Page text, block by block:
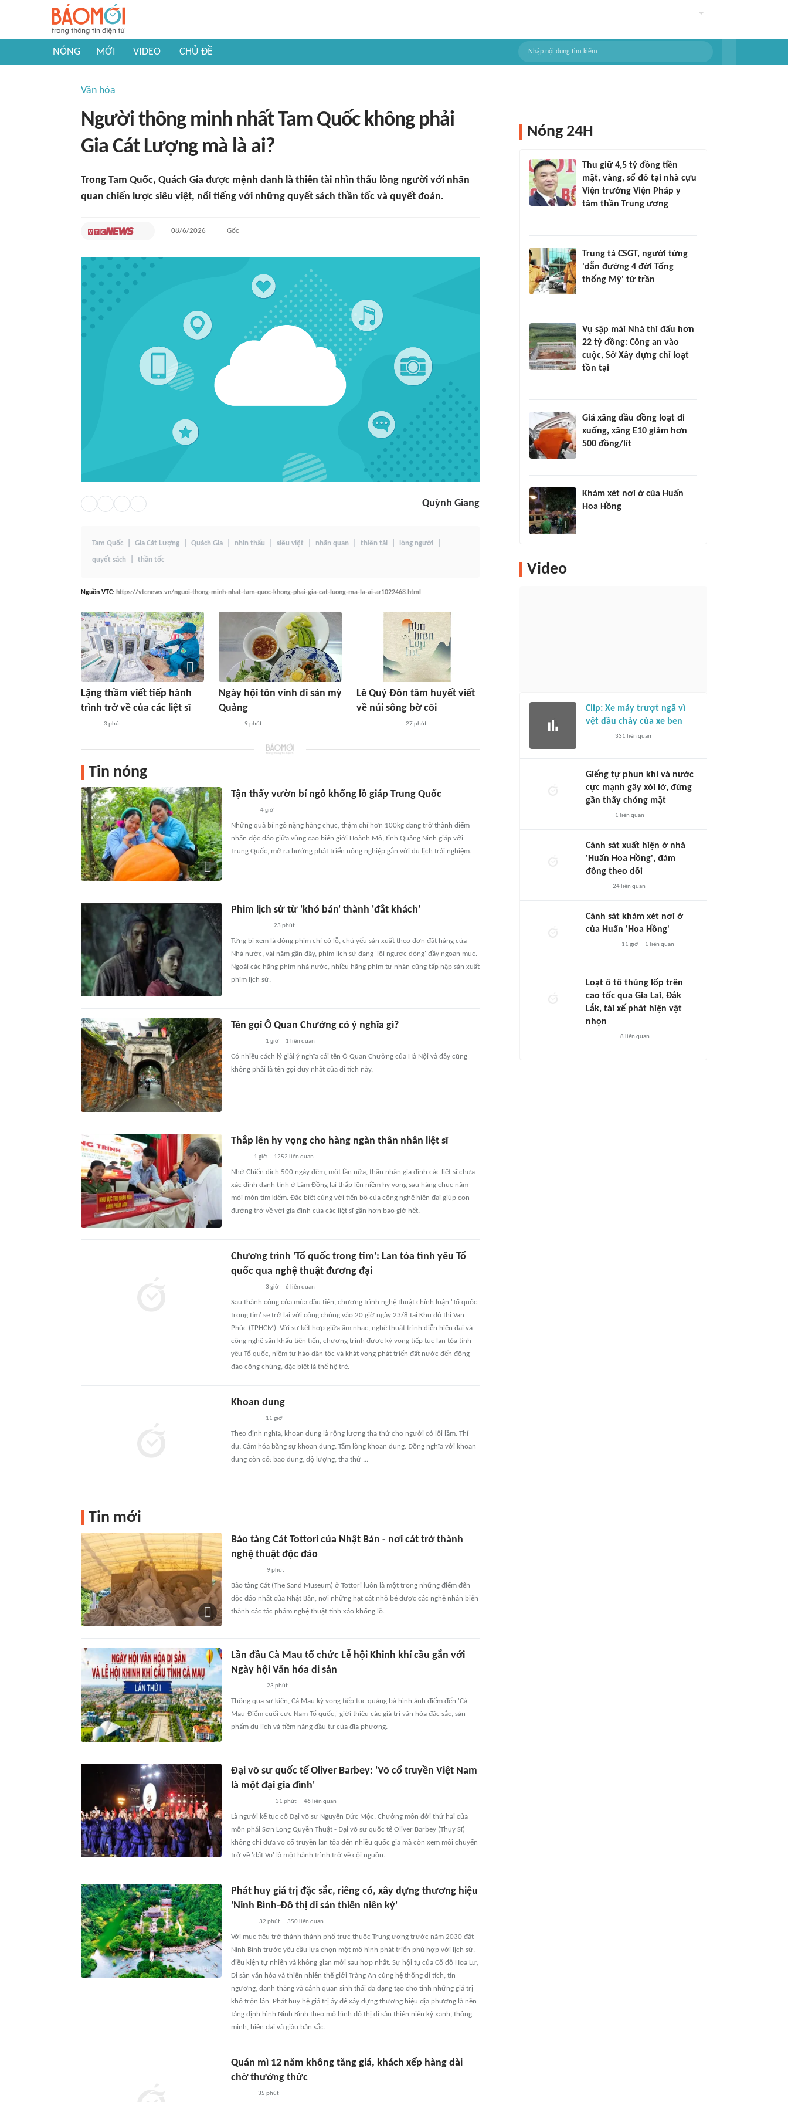
NÓNG MỚI VIDEO CHỦ ĐỀ
Văn hóa
Người thông minh nhất Tam Quốc không phải
Gia Cát Lượng mà là ai?
Trong Tam Quốc, Quách Gia được mệnh danh là thiên tài nhìn thấu lòng người với nhãn
quan chiến lược siêu việt, nổi tiếng với những quyết sách thần tốc và quyết đoán.
08/6/2026 Gốc
Quỳnh Giang
Tam Quốc Gia Cát Lượng Quách Gia nhìn thấu siêu việt nhãn quan thiên tài lòng người
quyết sách thần tốc
Nguồn VTC: https://vtcnews.vn/nguoi-thong-minh-nhat-tam-quoc-khong-phai-gia-cat-luong-ma-la-ai-ar1022468.html
Lặng thầm viết tiếp hành
trình trở về của các liệt sĩ
3 phút
Ngày hội tôn vinh di sản mỳ
Quảng
9 phút
Lê Quý Đôn tâm huyết viết
về núi sông bờ cõi
27 phút
Tin nóng
Tận thấy vườn bí ngô khổng lồ giáp Trung Quốc
4 giờ
Những quả bí ngô nặng hàng chục, thậm chí hơn 100kg đang trở thành điểm
nhấn độc đáo giữa vùng cao biên giới Hoành Mô, tỉnh Quảng Ninh giáp với
Trung Quốc, mở ra hướng phát triển nông nghiệp gắn với du lịch trải nghiệm.
Phim lịch sử từ 'khó bán' thành 'đắt khách'
23 phút
Từng bị xem là dòng phim chỉ có lỗ, chủ yếu sản xuất theo đơn đặt hàng của
Nhà nước, vài năm gần đây, phim lịch sử đang 'lội ngược dòng' đầy ngoạn mục.
Ngoài các hãng phim nhà nước, nhiều hãng phim tư nhân cũng tấp nập sản xuất
phim lịch sử.
Tên gọi Ô Quan Chưởng có ý nghĩa gì?
1 giờ 1 liên quan
Có nhiều cách lý giải ý nghĩa cái tên Ô Quan Chưởng của Hà Nội và đây cũng
không phải là tên gọi duy nhất của di tích này.
Thắp lên hy vọng cho hàng ngàn thân nhân liệt sĩ
1 giờ 1252 liên quan
Nhờ Chiến dịch 500 ngày đêm, một lần nữa, thân nhân gia đình các liệt sĩ chưa
xác định danh tính ở Lâm Đồng lại thắp lên niềm hy vọng sau hàng chục năm
mỏi mòn tìm kiếm. Đặc biệt cùng với tiến bộ của công nghệ hiện đại giúp con
đường trở về với gia đình của các liệt sĩ gần hơn bao giờ hết.
Chương trình 'Tổ quốc trong tim': Lan tỏa tình yêu Tổ
quốc qua nghệ thuật đương đại
3 giờ 6 liên quan
Sau thành công của mùa đầu tiên, chương trình nghệ thuật chính luận 'Tổ quốc
trong tim' sẽ trở lại với công chúng vào 20 giờ ngày 23/8 tại Khu đô thị Vạn
Phúc (TPHCM). Với sự kết hợp giữa âm nhạc, nghệ thuật trình diễn hiện đại và
công nghệ sân khấu tiên tiến, chương trình được kỳ vọng tiếp tục lan tỏa tình
yêu Tổ quốc, niềm tự hào dân tộc và khát vọng phát triển đất nước đến đông
đảo công chúng, đặc biệt là thế hệ trẻ.
Khoan dung
11 giờ
Theo định nghĩa, khoan dung là rộng lượng tha thứ cho người có lỗi lầm. Thí
dụ: Cảm hóa bằng sự khoan dung. Tấm lòng khoan dung. Đồng nghĩa với khoan
dung còn có: bao dung, độ lượng, tha thứ ...
Tin mới
Bảo tàng Cát Tottori của Nhật Bản - nơi cát trở thành
nghệ thuật độc đáo
9 phút
Bảo tàng Cát (The Sand Museum) ở Tottori luôn là một trong những điểm đến
độc đáo nhất của Nhật Bản, nơi những hạt cát nhỏ bé được các nghệ nhân biến
thành các tác phẩm nghệ thuật tinh xảo khổng lồ.
Lần đầu Cà Mau tổ chức Lễ hội Khinh khí cầu gắn với
Ngày hội Văn hóa di sản
23 phút
Thông qua sự kiện, Cà Mau kỳ vọng tiếp tục quảng bá hình ảnh điểm đến 'Cà
Mau-Điểm cuối cực Nam Tổ quốc,' giới thiệu các giá trị văn hóa đặc sắc, sản
phẩm du lịch và tiềm năng đầu tư của địa phương.
Đại võ sư quốc tế Oliver Barbey: 'Võ cổ truyền Việt Nam
là một đại gia đình'
31 phút 46 liên quan
Là người kế tục cố Đại võ sư Nguyễn Đức Mộc, Chưởng môn đời thứ hai của
môn phái Sơn Long Quyền Thuật - Đại võ sư quốc tế Oliver Barbey (Thụy Sĩ)
không chỉ đưa võ cổ truyền lan tỏa đến nhiều quốc gia mà còn xem mỗi chuyến
trở về 'đất Võ' là một hành trình trở về cội nguồn.
Phát huy giá trị đặc sắc, riêng có, xây dựng thương hiệu
'Ninh Bình-Đô thị di sản thiên niên kỷ'
32 phút 350 liên quan
Với mục tiêu trở thành thành phố trực thuộc Trung ương trước năm 2030 đặt
Ninh Bình trước yêu cầu lựa chọn một mô hình phát triển phù hợp với lịch sử,
điều kiện tự nhiên và không gian mới sau hợp nhất. Sự hội tụ của Cố đô Hoa Lư,
Di sản văn hóa và thiên nhiên thế giới Tràng An cùng hệ thống di tích, tín
ngưỡng, danh thắng và cảnh quan sinh thái đa dạng tạo cho tỉnh những giá trị
khó trộn lẫn. Phát huy hệ giá trị ấy để xây dựng thương hiệu địa phương là nền
tảng định hình Ninh Bình theo mô hình đô thị di sản thiên niên kỷ xanh, thông
minh, hiện đại và giàu bản sắc.
Quán mì 12 năm không tăng giá, khách xếp hàng dài
chờ thưởng thức
35 phút
Nóng 24H
Thu giữ 4,5 tỷ đồng tiền
mặt, vàng, sổ đỏ tại nhà cựu
Viện trưởng Viện Pháp y
tâm thần Trung ương
Trung tá CSGT, người từng
'dẫn đường 4 đời Tổng
thống Mỹ' từ trần
Vụ sập mái Nhà thi đấu hơn
22 tỷ đồng: Công an vào
cuộc, Sở Xây dựng chỉ loạt
tồn tại
Giá xăng dầu đồng loạt đi
xuống, xăng E10 giảm hơn
500 đồng/lít
Khám xét nơi ở của Huấn
Hoa Hồng
Video
Clip: Xe máy trượt ngã vì
vệt dầu chảy của xe ben
331 liên quan
Giếng tự phun khí và nước
cực mạnh gây xói lở, đứng
gần thấy chóng mặt
1 liên quan
Cảnh sát xuất hiện ở nhà
'Huấn Hoa Hồng', đám
đông theo dõi
24liên quan
Cảnh sát khám xét nơi ở
của Huấn 'Hoa Hồng'
11 giờ 1 liên quan
Loạt ô tô thủng lốp trên
cao tốc qua Gia Lai, Đắk
Lắk, tài xế phát hiện vật
nhọn
8 liên quan